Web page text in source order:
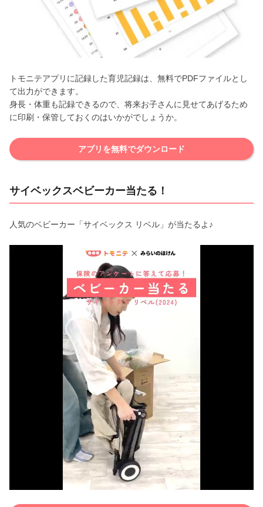
トモニテアプリに記録した育児記録は、無料でPDFファイルとし
て出力ができます。
身長・体重も記録できるので、将来お子さんに見せてあげるため
に印刷・保管しておくのはいかがでしょうか。
アプリを無料でダウンロード
サイベックスベビーカー当たる！
人気のベビーカー「サイベックス リベル」が当たるよ♪